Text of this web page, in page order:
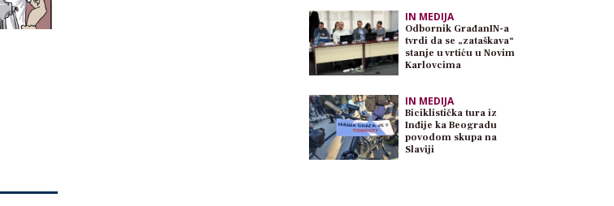
IN MEDIJA
Odbornik GrađanIN-a
tvrdi da se „zataškava“
stanje u vrtiću u Novim
Karlovcima
IN MEDIJA
Biciklistička tura iz
Inđije ka Beogradu
povodom skupa na
Slaviji